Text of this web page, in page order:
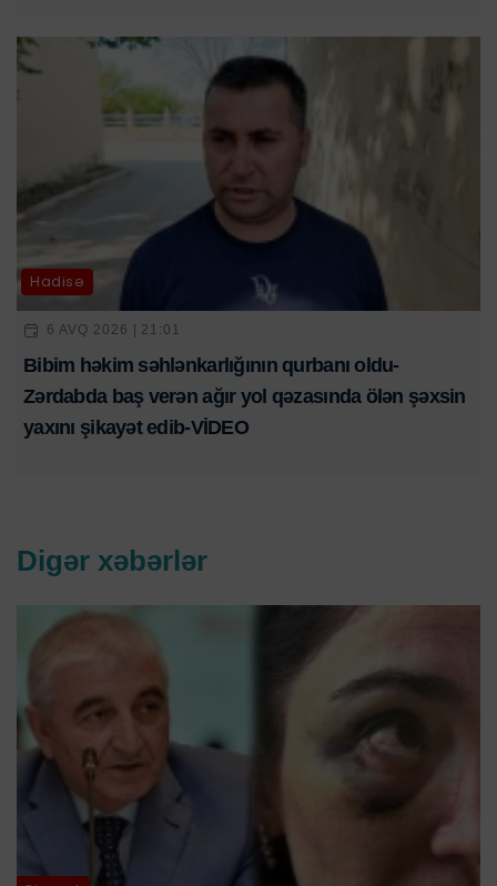
Hadisə
6 AVQ 2026 | 21:01
Bibim həkim səhlənkarlığının qurbanı oldu-
Zərdabda baş verən ağır yol qəzasında ölən şəxsin
yaxını şikayət edib-VİDEO
Digər xəbərlər